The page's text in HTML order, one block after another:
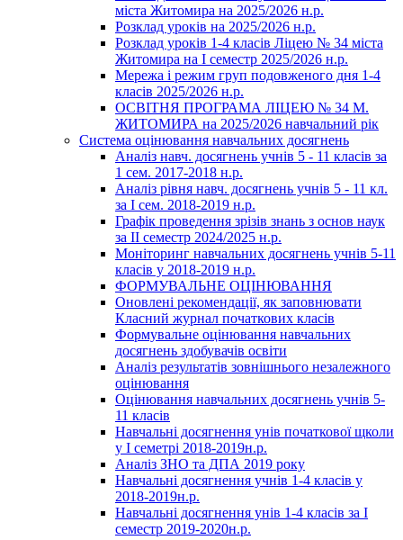
міста Житомира на 2025/2026 н.р.
Розклад уроків на 2025/2026 н.р.
Розклад уроків 1-4 класів Ліцею № 34 міста
Житомира на І семестр 2025/2026 н.р.
Мережа і режим груп подовженого дня 1-4
класів 2025/2026 н.р.
ОСВІТНЯ ПРОГРАМА ЛІЦЕЮ № 34 М.
ЖИТОМИРА на 2025/2026 навчальний рік
Система оцінювання навчальних досягнень
Аналіз навч. досягнень учнів 5 - 11 класів за
1 сем. 2017-2018 н.р.
Аналіз рівня навч. досягнень учнів 5 - 11 кл.
за І сем. 2018-2019 н.р.
Графік проведення зрізів знань з основ наук
за ІІ семестр 2024/2025 н.р.
Моніторинг навчальних досягнень учнів 5-11
класів у 2018-2019 н.р.
ФОРМУВАЛЬНЕ ОЦІНЮВАННЯ
Оновлені рекомендації, як заповнювати
Класний журнал початкових класів
Формувальне оцінювання навчальних
досягнень здобувачів освіти
Аналіз результатів зовнішнього незалежного
оцінювання
Оцінювання навчальних досягнень учнів 5-
11 класів
Навчальні досягнення унів початкової щколи
у І семетрі 2018-2019н.р.
Аналіз ЗНО та ДПА 2019 року
Навчальні досягнення учнів 1-4 класів у
2018-2019н.р.
Навчальні досягнення унів 1-4 класів за І
семестр 2019-2020н.р.